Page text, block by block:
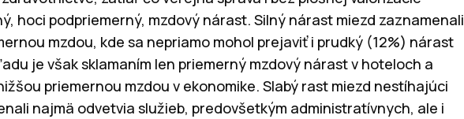
hoci podpriemerný, mzdový nárast. Silný nárast miezd zaznamenali
mzdou, kde sa nepriamo mohol prejaviť i prudký (12%) nárast
je však sklamaním len priemerný mzdový nárast v hoteloch a
priemernou mzdou v ekonomike. Slabý rast miezd nestíhajúci
najmä odvetvia služieb, predovšetkým administratívnych, ale i